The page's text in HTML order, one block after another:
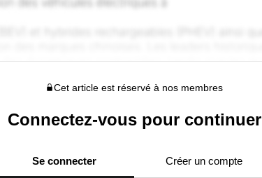
Cet article est réservé à nos membres
Connectez-vous pour continuer
Se connecter Créer un compte